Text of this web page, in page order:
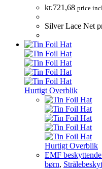
kr.721,68 price
Silver Lace Net
Hurtigt Overblik
Hurtigt Overblik
EMF
børn,